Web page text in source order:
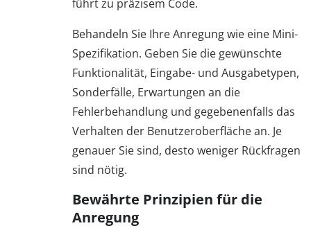
führt zu präzisem Code.
Behandeln Sie Ihre Anregung wie eine Mini-
Spezifikation. Geben Sie die gewünschte
Funktionalität, Eingabe- und Ausgabetypen,
Sonderfälle, Erwartungen an die
Fehlerbehandlung und gegebenenfalls das
Verhalten der Benutzeroberfläche an. Je
genauer Sie sind, desto weniger Rückfragen
sind nötig.
Bewährte Prinzipien für die
Anregung